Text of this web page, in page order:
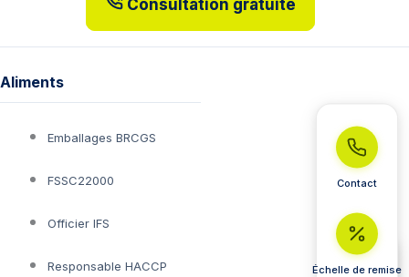
Consultation gratuite
Aliments
Emballages BRCGS
FSSC22000
Officier IFS
Responsable HACCP
Contact
Échelle de remise